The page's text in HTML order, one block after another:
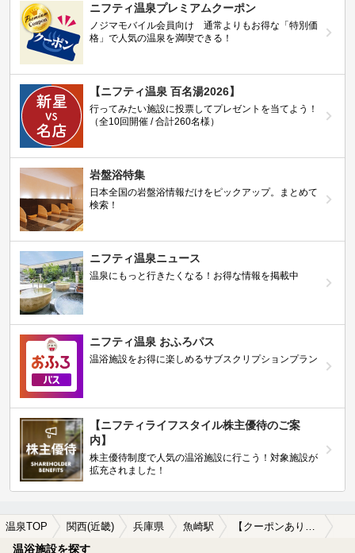
ニフティ温泉プレミアムクーポン
ノジマモバイル会員向け 通常よりもお得な「特別価
格」で人気の温泉を満喫できる！
【ニフティ温泉 百名湯2026】
行ってみたい施設に投票してプレゼントを当てよう！
（全10回開催 / 合計260名様）
岩盤浴特集
日本全国の岩盤浴情報だけをピックアップ。まとめて
検索！
ニフティ温泉ニュース
温泉にもっと行きたくなる！お得な情報を掲載中
ニフティ温泉 おふろパス
温浴施設をお得に楽しめるサブスクリプションプラン
【ニフティライフスタイル株主優待のご案
内】
株主優待制度で人気の温浴施設に行こう！対象施設が
拡充されました！
温泉TOP 関西(近畿) 兵庫県 魚崎駅
温浴施設を探す